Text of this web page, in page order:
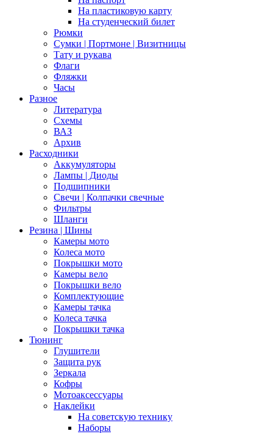
На пластиковую карту
На студенческий билет
Рюмки
Сумки | Портмоне | Визитницы
Тату и рукава
Флаги
Фляжки
Часы
Разное
Литература
Схемы
ВАЗ
Архив
Расходники
Аккумуляторы
Лампы | Диоды
Подшипники
Свечи | Колпачки свечные
Фильтры
Шланги
Резина | Шины
Камеры мото
Колеса мото
Покрышки мото
Камеры вело
Покрышки вело
Комплектующие
Камеры тачка
Колеса тачка
Покрышки тачка
Тюнинг
Глушители
Защита рук
Зеркала
Кофры
Мотоаксессуары
Наклейки
На советскую технику
Наборы